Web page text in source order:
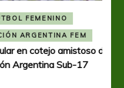
FEM
amistoso de la
Sub-17